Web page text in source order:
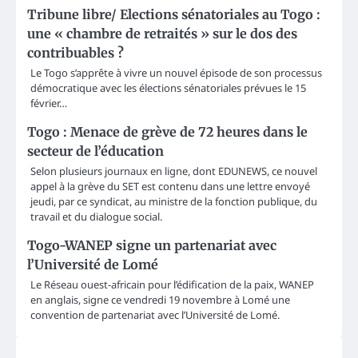
Tribune libre/ Elections sénatoriales au Togo :
une « chambre de retraités » sur le dos des
contribuables ?
Le Togo s’apprête à vivre un nouvel épisode de son processus
démocratique avec les élections sénatoriales prévues le 15
février…
Togo : Menace de grève de 72 heures dans le
secteur de l’éducation
Selon plusieurs journaux en ligne, dont EDUNEWS, ce nouvel
appel à la grève du SET est contenu dans une lettre envoyé
jeudi, par ce syndicat, au ministre de la fonction publique, du
travail et du dialogue social.
Togo-WANEP signe un partenariat avec
l’Université de Lomé
Le Réseau ouest-africain pour l’édification de la paix, WANEP
en anglais, signe ce vendredi 19 novembre à Lomé une
convention de partenariat avec l’Université de Lomé.